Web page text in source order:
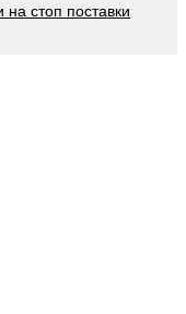
стоп поставки